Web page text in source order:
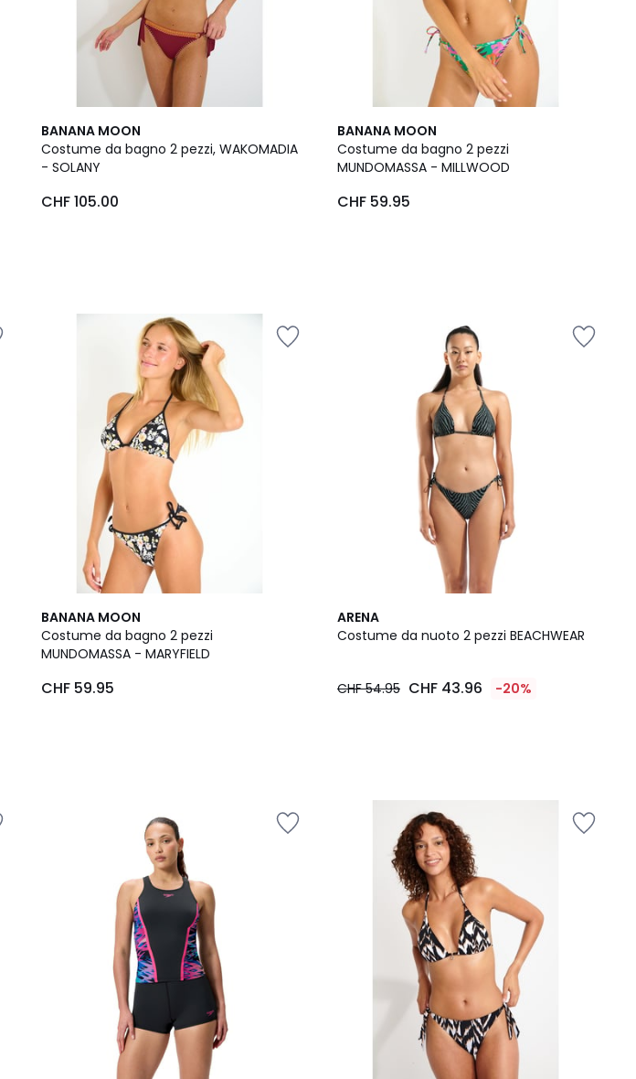
BANANA MOON
Costume da bagno 2 pezzi, WAKOMADIA
- SOLANY
CHF 105.00
BANANA MOON
Costume da bagno 2 pezzi
MUNDOMASSA - MILLWOOD
CHF 59.95
BANANA MOON
Costume da bagno 2 pezzi
MUNDOMASSA - MARYFIELD
CHF 59.95
ARENA
Costume da nuoto 2 pezzi BEACHWEAR
CHF 54.95 CHF 43.96 -20%